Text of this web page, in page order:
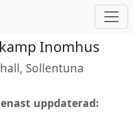
Inomhus
Sollentuna
uppdaterad: